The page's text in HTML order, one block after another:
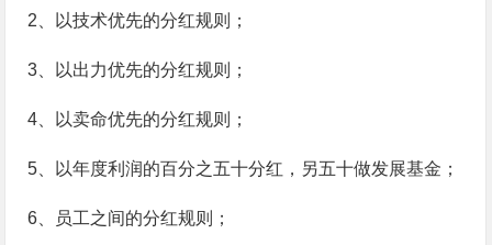
2、以技术优先的分红规则；
3、以出力优先的分红规则；
4、以卖命优先的分红规则；
5、以年度利润的百分之五十分红，另五十做发展基金；
6、员工之间的分红规则；